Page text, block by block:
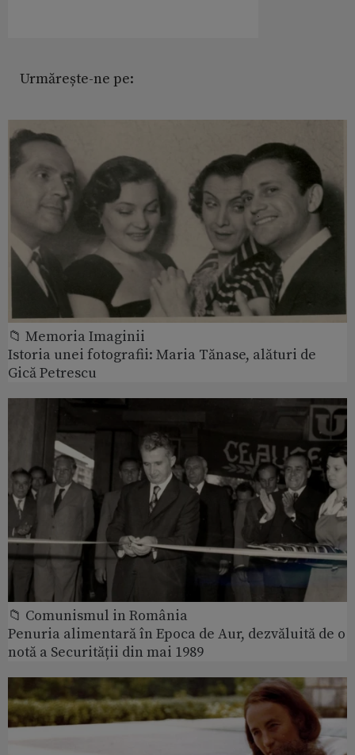
Urmărește-ne pe:
📁 Memoria Imaginii
Istoria unei fotografii: Maria Tănase, alături de
Gică Petrescu
📁 Comunismul in România
Penuria alimentară în Epoca de Aur, dezvăluită de o
notă a Securității din mai 1989